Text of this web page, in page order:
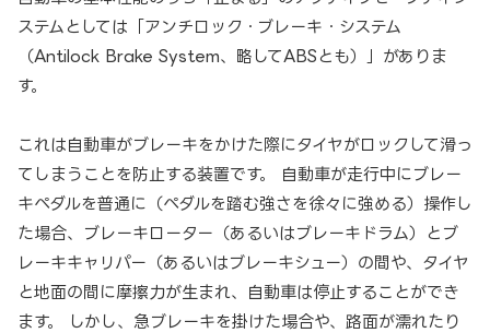
ステムとしては「アンチロック・ブレーキ・システム
（Antilock Brake System、略してABSとも）」がありま
す。
これは自動車がブレーキをかけた際にタイヤがロックして滑っ
てしまうことを防止する装置です。 自動車が走行中にブレー
キペダルを普通に（ペダルを踏む強さを徐々に強める）操作し
た場合、ブレーキローター（あるいはブレーキドラム）とブ
レーキキャリパー（あるいはブレーキシュー）の間や、タイヤ
と地面の間に摩擦力が生まれ、自動車は停止することができ
ます。 しかし、急ブレーキを掛けた場合や、路面が濡れたり